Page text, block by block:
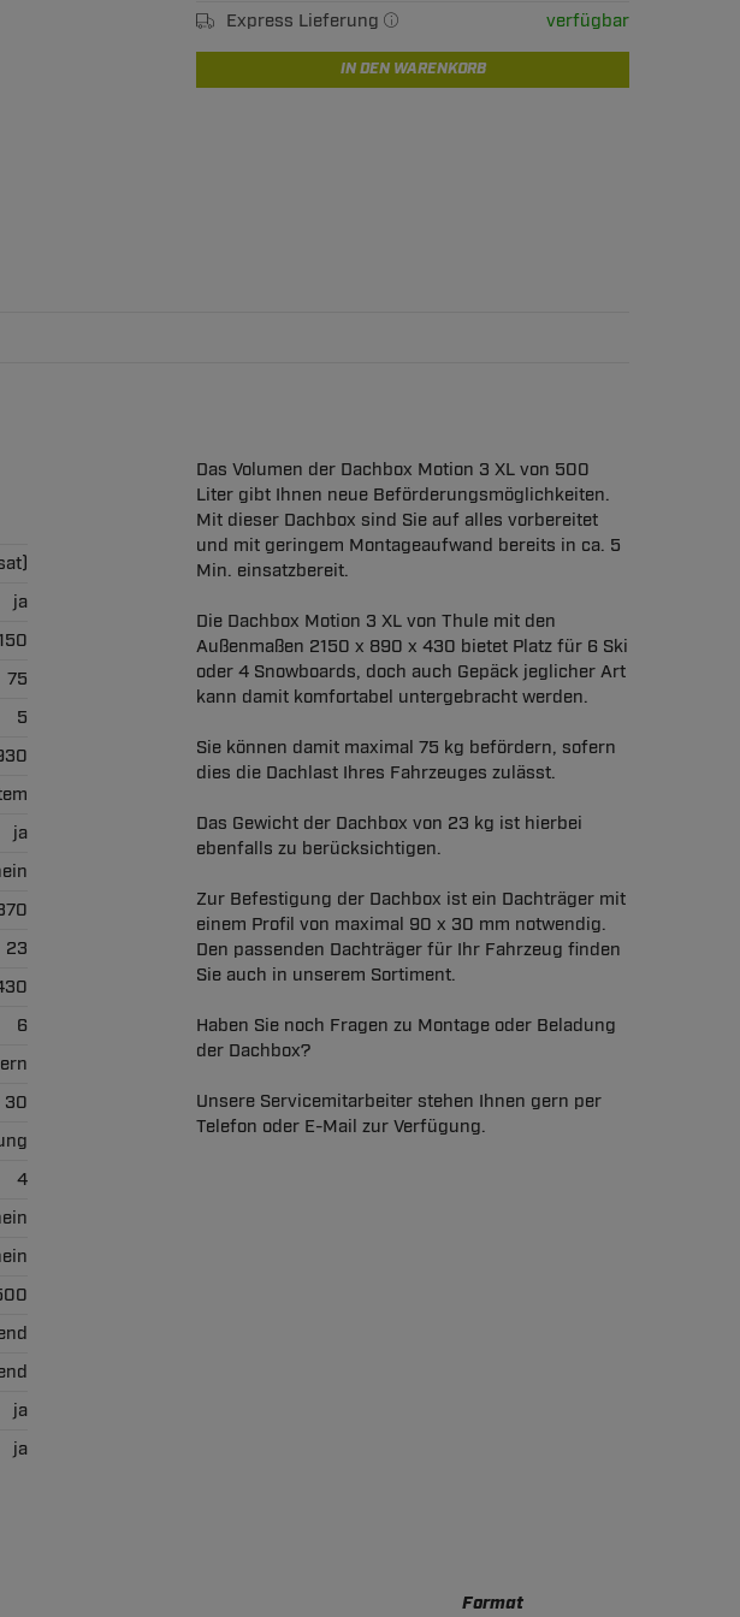
Express Lieferung
verfügbar
IN DEN WARENKORB
ja
75
5
ja
23
6
30
4
ja
ja
Das Volumen der Dachbox Motion 3 XL von 500
Liter gibt Ihnen neue Beförderungsmöglichkeiten.
Mit dieser Dachbox sind Sie auf alles vorbereitet
und mit geringem Montageaufwand bereits in ca. 5
Min. einsatzbereit.
Die Dachbox Motion 3 XL von Thule mit den
Außenmaßen 2150 x 890 x 430 bietet Platz für 6 Ski
oder 4 Snowboards, doch auch Gepäck jeglicher Art
kann damit komfortabel untergebracht werden.
Sie können damit maximal 75 kg befördern, sofern
dies die Dachlast Ihres Fahrzeuges zulässt.
Das Gewicht der Dachbox von 23 kg ist hierbei
ebenfalls zu berücksichtigen.
Zur Befestigung der Dachbox ist ein Dachträger mit
einem Profil von maximal 90 x 30 mm notwendig.
Den passenden Dachträger für Ihr Fahrzeug finden
Sie auch in unserem Sortiment.
Haben Sie noch Fragen zu Montage oder Beladung
der Dachbox?
Unsere Servicemitarbeiter stehen Ihnen gern per
Telefon oder E-Mail zur Verfügung.
Format